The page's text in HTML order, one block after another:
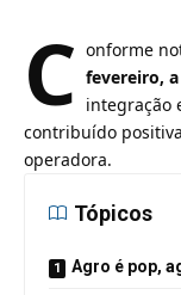
C onforme
fevereiro, a
integração
contribuído
operadora.
Tópicos
Agro é pop,